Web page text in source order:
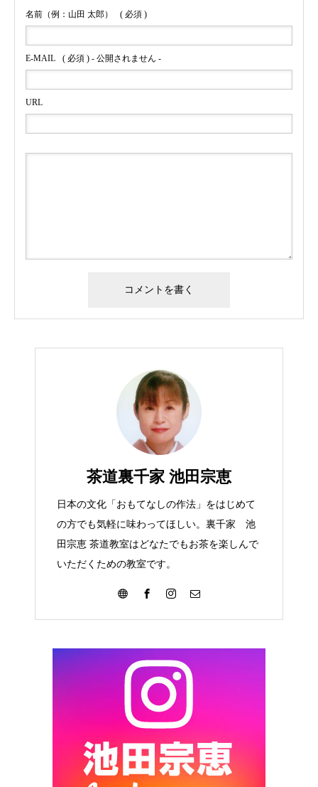
名前（例：山田 太郎） ( 必須 )
E-MAIL ( 必須 ) - 公開されません -
URL
茶道裏千家 池田宗恵
日本の文化「おもてなしの作法」をはじめて
の方でも気軽に味わってほしい。裏千家 池
田宗恵 茶道教室はどなたでもお茶を楽しんで
いただくための教室です。